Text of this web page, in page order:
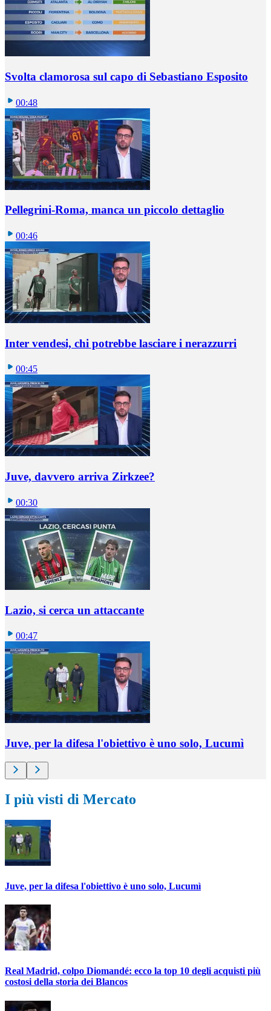
Svolta clamorosa sul capo di Sebastiano Esposito
00:48
Pellegrini-Roma, manca un piccolo dettaglio
00:46
Inter vendesi, chi potrebbe lasciare i nerazzurri
00:45
Juve, davvero arriva Zirkzee?
00:30
Lazio, si cerca un attaccante
00:47
Juve, per la difesa l'obiettivo è uno solo, Lucumì
I più visti di Mercato
Juve, per la difesa l'obiettivo è uno solo, Lucumì
Real Madrid, colpo Diomandé: ecco la top 10 degli acquisti più
costosi della storia dei Blancos